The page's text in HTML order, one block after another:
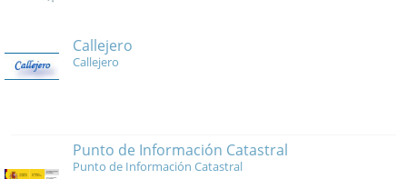
Callejero
Callejero
Punto de Información Catastral
Punto de Información Catastral